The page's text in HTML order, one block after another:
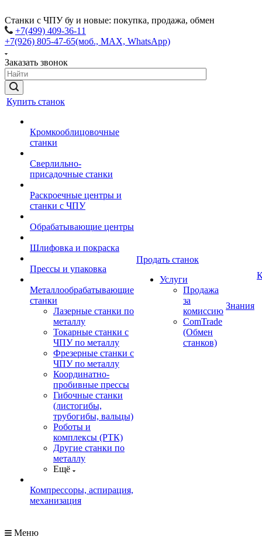
Станки с ЧПУ бу и новые: покупка, продажа, обмен
+7(499) 409-36-11
+7(926) 805-47-65(моб., MAX, WhatsApp)
Заказать звонок
Купить станок
Кромкооблицовочные
станки
Сверлильно-
присадочные станки
Раскроечные центры и
станки с ЧПУ
Обрабатывающие центры
Шлифовка и покраска
Прессы и упаковка
Металлообрабатывающие
станки
Лазерные станки по
металлу
Токарные станки с
ЧПУ по металлу
Фрезерные станки с
ЧПУ по металлу
Координатно-
пробивные прессы
Гибочные станки
(листогибы,
трубогибы, вальцы)
Роботы и
комплексы (РТК)
Другие станки по
металлу
Ещё
Компрессоры, аспирация,
механизация
Продать станок
Услуги
Продажа
за
комиссию
ComTrade
(Обмен
станков)
Знания
Меню